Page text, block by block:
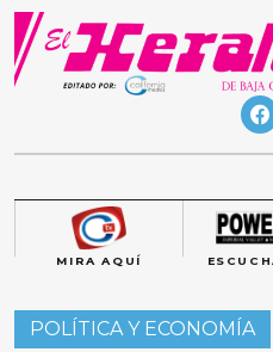
Skip
content
MIRA AQUÍ
POLÍTICA Y ECONOMÍA